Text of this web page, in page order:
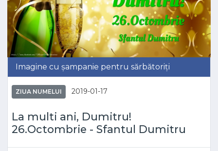
Imagine cu șampanie pentru sărbătoriți
ZIUA NUMELUI 2019-01-17
La multi ani, Dumitru!
26.Octombrie - Sfantul Dumitru